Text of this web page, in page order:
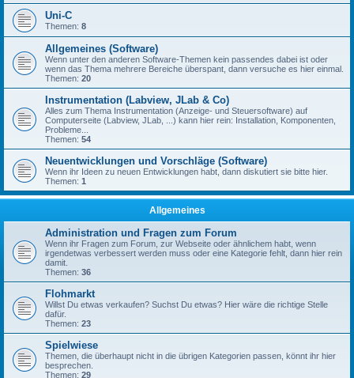
Uni-C
Themen: 8
Allgemeines (Software)
Wenn unter den anderen Software-Themen kein passendes dabei ist oder
wenn das Thema mehrere Bereiche überspant, dann versuche es hier einmal.
Themen: 20
Instrumentation (Labview, JLab & Co)
Alles zum Thema Instrumentation (Anzeige- und Steuersoftware) auf
Computerseite (Labview, JLab, ...) kann hier rein: Installation, Komponenten,
Probleme...
Themen: 54
Neuentwicklungen und Vorschläge (Software)
Wenn ihr Ideen zu neuen Entwicklungen habt, dann diskutiert sie bitte hier.
Themen: 1
Allgemeines
Administration und Fragen zum Forum
Wenn ihr Fragen zum Forum, zur Webseite oder ähnlichem habt, wenn
irgendetwas verbessert werden muss oder eine Kategorie fehlt, dann hier rein
damit.
Themen: 36
Flohmarkt
Willst Du etwas verkaufen? Suchst Du etwas? Hier wäre die richtige Stelle
dafür.
Themen: 23
Spielwiese
Themen, die überhaupt nicht in die übrigen Kategorien passen, könnt ihr hier
besprechen.
Themen: 29